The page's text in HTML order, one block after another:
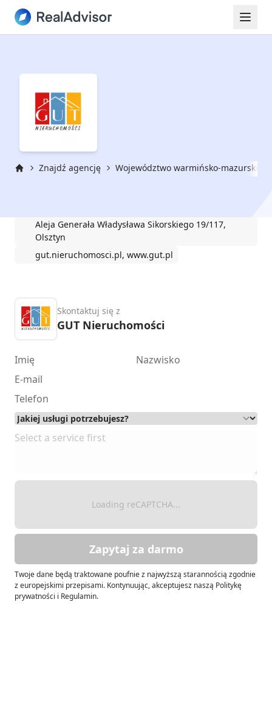
Znajdź agencję Województwo warmińsko-mazurskie
Aleja Generała Władysława Sikorskiego 19/117,
Olsztyn
gut.nieruchomosci.pl, www.gut.pl
Skontaktuj się z
GUT Nieruchomości
Loading reCAPTCHA...
Zapytaj za darmo
Twoje dane będą traktowane poufnie z najwyższą starannością zgodnie
z europejskimi przepisami. Kontynuując, akceptujesz naszą Politykę
prywatności i Regulamin.